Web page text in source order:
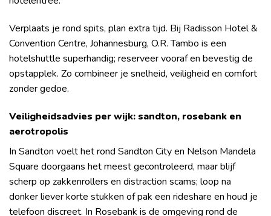
Verplaats je rond spits, plan extra tijd. Bij Radisson Hotel &
Convention Centre, Johannesburg, O.R. Tambo is een
hotelshuttle superhandig; reserveer vooraf en bevestig de
opstapplek. Zo combineer je snelheid, veiligheid en comfort
zonder gedoe.
Veiligheidsadvies per wijk: sandton, rosebank en
aerotropolis
In Sandton voelt het rond Sandton City en Nelson Mandela
Square doorgaans het meest gecontroleerd, maar blijf
scherp op zakkenrollers en distraction scams; loop na
donker liever korte stukken of pak een rideshare en houd je
telefoon discreet. In Rosebank is de omgeving rond de